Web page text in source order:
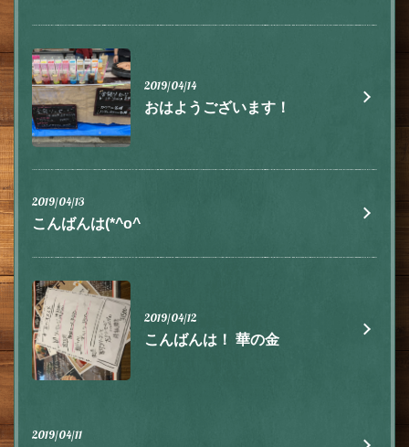
2019/04/14
おはようございます！
2019/04/13
こんばんは(*^o^
2019/04/12
こんばんは！ 華の金
2019/04/11